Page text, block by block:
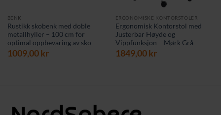
BENK
Rustikk skobenk med doble
metallhyller – 100 cm for
optimal oppbevaring av sko
1009,00kr
ERGONOMISKE KONTORSTOLER
Ergonomisk Kontorstol med
Justerbar Høyde og
Vippfunksjon – Mørk Grå
1849,00kr